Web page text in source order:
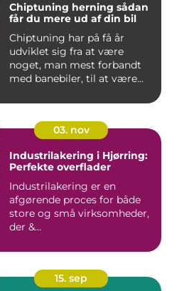
Chiptuning herning sådan
får du mere ud af din bil
Chiptuning har på få år
udviklet sig fra at være
noget, man mest forbandt
med banebiler, til at være...
03. nov
Industrilakering i Hjørring:
Perfekte overflader
Industrilakering er en
afgørende proces for både
store og små virksomheder,
der &...
15. sep